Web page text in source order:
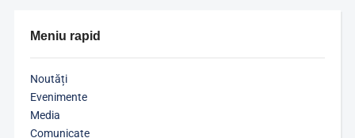
Meniu rapid
Noutăți
Evenimente
Media
Comunicate